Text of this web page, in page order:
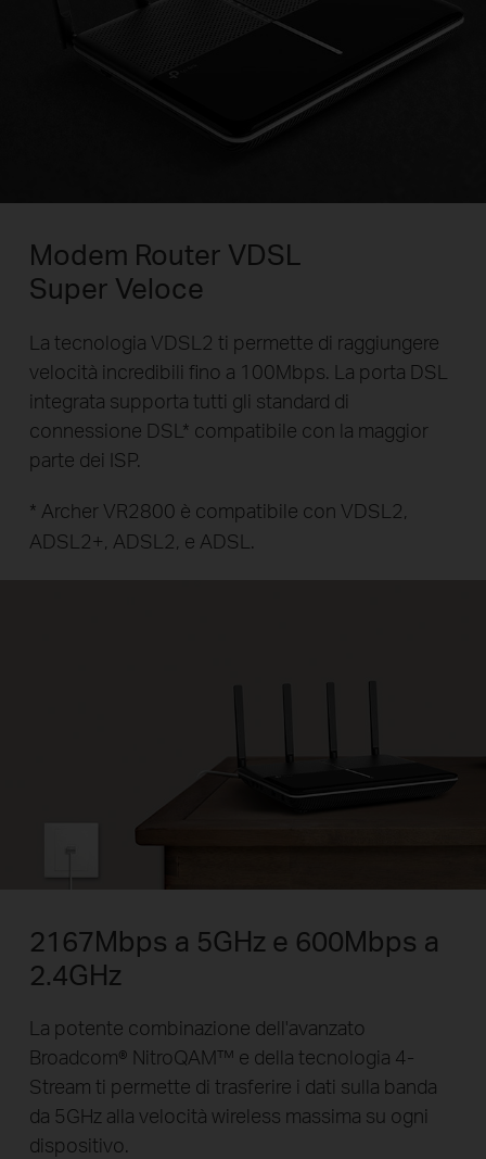
Modem Router VDSL
Super Veloce
La tecnologia VDSL2 ti permette di raggiungere
velocità incredibili fino a 100Mbps.
La porta DSL
integrata supporta tutti gli standard di
connessione DSL* compatibile con la maggior
parte dei ISP.
* Archer VR2800 è compatibile con VDSL2,
ADSL2+, ADSL2, e ADSL.
2167Mbps a 5GHz e 600Mbps a
2.4GHz
La potente combinazione dell'avanzato
Broadcom® NitroQAM™ e della tecnologia 4-
Stream ti permette di trasferire i dati sulla banda
da 5GHz alla velocità wireless massima su ogni
dispositivo.